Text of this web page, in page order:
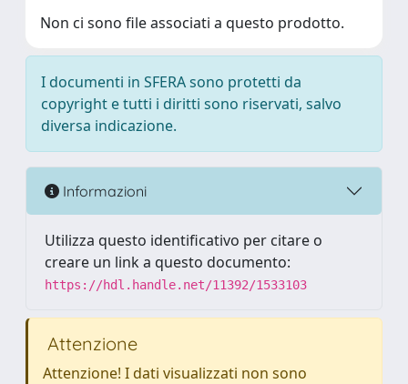
Non ci sono file associati a questo prodotto.
I documenti in SFERA sono protetti da
copyright e tutti i diritti sono riservati, salvo
diversa indicazione.
Informazioni
Utilizza questo identificativo per citare o
creare un link a questo documento:
https://hdl.handle.net/11392/1533103
Attenzione
Attenzione! I dati visualizzati non sono